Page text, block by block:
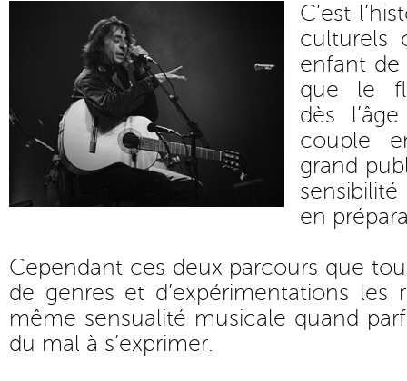
C’est
culturels
enfant de
que le
dès
couple
grand
en
Cependant ces deux parcours que
de genres et d’expérimentations les
même sensualité musicale quand
du mal à s’exprimer.